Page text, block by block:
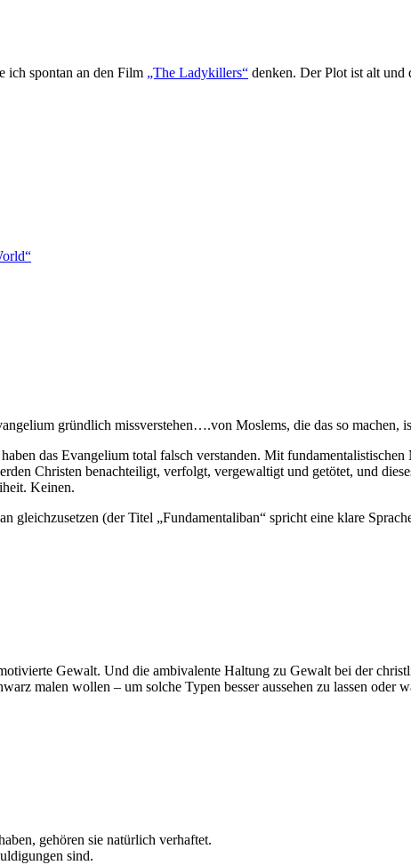
ich spontan an den Film „The Ladykillers“ denken. Der Plot ist alt und
gründlich missverstehen….von Moslems, die das so machen,
das Evangelium total falsch verstanden. Mit
Christen benachteiligt, verfolgt, vergewaltigt und getötet, und
Keinen.
gleichzusetzen (der Titel „Fundamentaliban“ spricht eine klare
Gewalt. Und die ambivalente Haltung zu Gewalt bei der
malen wollen – um solche Typen besser aussehen zu lassen oder
gehören sie natürlich verhaftet.
sind.